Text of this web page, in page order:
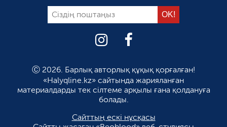
Ⓒ 2026. Барлық авторлық құқық қорғалған!
«Halyqline.kz» сайтында жарияланған
материалдарды тек сілтеме арқылы ғана қолдануға
болады.
Сайттың ескі нұсқасы